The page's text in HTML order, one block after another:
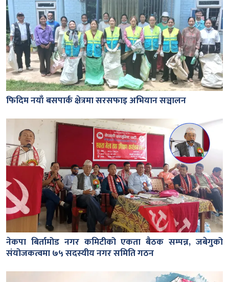
फिदिम नयाँ बसपार्क क्षेत्रमा सरसफाइ अभियान सञ्चालन
नेकपा बिर्तामोड नगर कमिटीको एकता बैठक सम्पन्न, जबेगुको
संयोजकत्वमा ७५ सदस्यीय नगर समिति गठन